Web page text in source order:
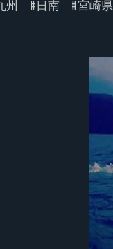
州 #日南 #宮崎